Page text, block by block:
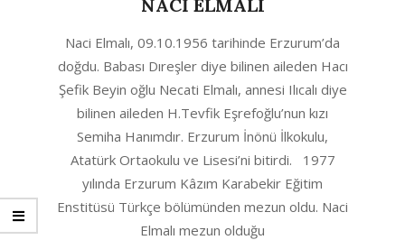
NACİ ELMALI
08-
12
Naci Elmalı, 09.10.1956 tarihinde Erzurum’da
doğdu. Babası Dıreşler diye bilinen aileden Hacı
Şefik Beyin oğlu Necati Elmalı, annesi Ilıcalı diye
bilinen aileden H.Tevfik Eşrefoğlu’nun kızı
Semiha Hanımdır. Erzurum İnönü İlkokulu,
Atatürk Ortaokulu ve Lisesi’ni bitirdi. 1977
yılında Erzurum Kâzım Karabekir Eğitim
Enstitüsü Türkçe bölümünden mezun oldu. Naci
Elmalı mezun olduğu